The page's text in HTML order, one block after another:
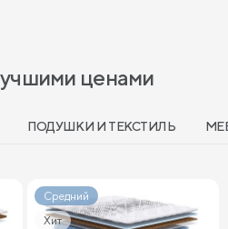
ценами
ПОДУШКИ И ТЕКСТИЛЬ
Средний
Хит